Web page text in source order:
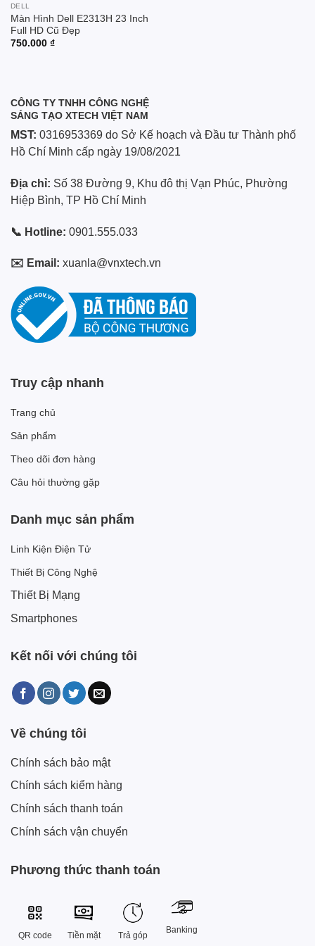
DELL
Màn Hình Dell E2313H 23 Inch
Full HD Cũ Đẹp
750.000 ₫
CÔNG TY TNHH CÔNG NGHỆ
SÁNG TẠO XTECH VIỆT NAM
MST: 0316953369 do Sở Kế hoạch và Đầu tư Thành phố
Hồ Chí Minh cấp ngày 19/08/2021
Địa chỉ: Số 38 Đường 9, Khu đô thị Vạn Phúc, Phường
Hiệp Bình, TP Hồ Chí Minh
📞 Hotline: 0901.555.033
✉️ Email: xuanla@vnxtech.vn
Truy cập nhanh
Trang chủ
Sản phẩm
Theo dõi đơn hàng
Câu hỏi thường gặp
Danh mục sản phẩm
Linh Kiện Điện Tử
Thiết Bị Công Nghệ
Thiết Bị Mạng
Smartphones
Kết nối với chúng tôi
Về chúng tôi
Chính sách bảo mật
Chính sách kiểm hàng
Chính sách thanh toán
Chính sách vận chuyển
Phương thức thanh toán
QR code Tiền mặt Trả góp
Banking